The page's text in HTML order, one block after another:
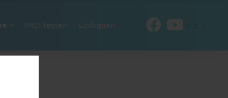
IMEI testen Einloggen